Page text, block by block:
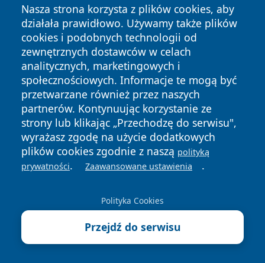
VI Oddział
Psychiatryczny
Zaburzenia
depresyjne,
nerwicowe,
psychotyczne
519 617 872
Ul.
Józefa
niows
Poradnia
Leczenia
Uzależnień
Diagnostyka i
leczenie
uzależnień od
terapia dla
nych i DDA
Pokaż więcej
519 618
112, 519
618 003,
niows
18,
Nasza strona korzysta z plików cookies, aby
działała prawidłowo. Używamy także plików
cookies i podobnych technologii od
zewnętrznych dostawców w celach
analitycznych, marketingowych i
społecznościowych. Informacje te mogą być
przetwarzane również przez naszych
partnerów. Kontynuując korzystanie ze
strony lub klikając „Przechodzę do serwisu",
wyrażasz zgodę na użycie dodatkowych
plików cookies zgodnie z naszą polityką
prywatności. Zaawansowane ustawienia .
Polityka Cookies
Przejdź do serwisu